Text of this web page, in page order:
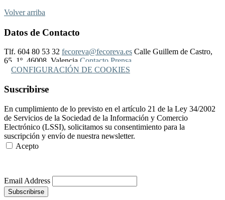
Volver arriba
Datos de Contacto
Tlf. 604 80 53 32 fecoreva@fecoreva.es Calle Guillem de Castro,
65, 1º, 46008, Valencia Contacto Prensa
CONFIGURACIÓN DE COOKIES
Suscribirse
En cumplimiento de lo previsto en el artículo 21 de la Ley 34/2002
de Servicios de la Sociedad de la Información y Comercio
Electrónico (LSSI), solicitamos su consentimiento para la
suscripción y envío de nuestra newsletter.
Acepto
Email Address